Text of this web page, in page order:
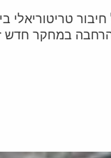
טריטוריאלי
במחקר חדש